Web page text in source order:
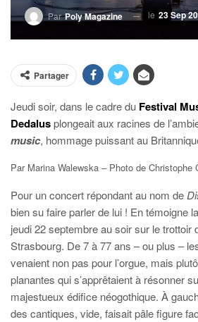
ParPoly Magazine le 23 Sep
Partager
Jeudi soir, dans le cadre du Festival
Dedalusplongeait aux racines de
music, hommage puissant au
Par Marina Walewska – Photo de Christophe
Pour un concert répondant au nom de
bien su faire parler de lui ! En témoigne
jeudi 22 septembre au soir sur le trottoir
Strasbourg. De 7 à 77 ans – ou plus –
venaient non pas pour l’orgue, mais
planantes qui s’apprêtaient à résonner
majestueux édifice néogothique. À
des cantiques, vide, faisait pâle figure